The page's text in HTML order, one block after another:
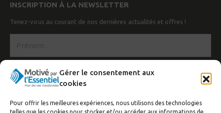
Gérer le consentement aux
cookies
Pour offrir les meilleures expériences, nous utilisons des technologies
telles que les cookies pour stocker et/ou accéder aux informations de
INSCRIPTION À LA NEWSLETTER
Tenez-vous au courant de nos dernières actualités et offres !